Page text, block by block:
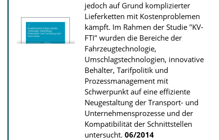
D
o
w
n
l
o
a
d
s
jedoch auf Grund komplizierter
Lieferketten mit Kostenproblemen
kämpft. Im Rahmen der Studie "KV-
FTI" wurden die Bereiche der
Fahrzeugtechnologie,
Umschlagstechnologien, innovative
Behälter, Tarifpolitik und
Prozessmanagement mit
Schwerpunkt auf eine effiziente
Neugestaltung der Transport- und
Unternehmensprozesse und der
Kompatibilität der Schnittstellen
untersucht. 06/2014